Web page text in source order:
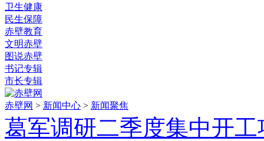
卫生健康
民生保障
赤壁教育
文明赤壁
图说赤壁
书记专辑
市长专辑
赤壁网 > 新闻中心 > 新闻聚焦
葛军调研二季度集中开工